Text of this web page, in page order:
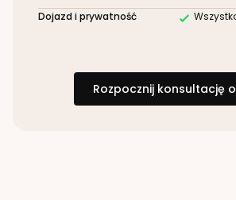
Dojazd i prywatność
Rozpocznij konsultację